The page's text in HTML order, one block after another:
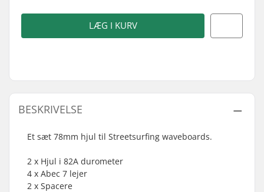
LÆG I KURV
BESKRIVELSE
Et sæt 78mm hjul til Streetsurfing waveboards.
2 x Hjul i 82A durometer
4 x Abec 7 lejer
2 x Spacere